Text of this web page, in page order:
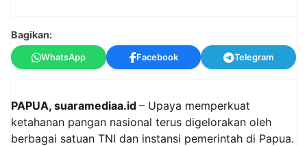
Bagikan:
WhatsApp Facebook Telegram
PAPUA, suaramediaa.id – Upaya memperkuat
ketahanan pangan nasional terus digelorakan oleh
berbagai satuan TNI dan instansi pemerintah di Papua.